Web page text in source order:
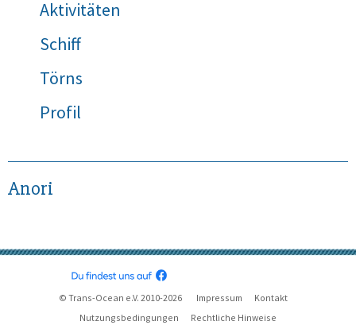
Aktivitäten
Schiff
Törns
Profil
Anori
© Trans-Ocean e.V. 2010-2026 Impressum
Kontakt
Nutzungsbedingungen
Rechtliche Hinweise